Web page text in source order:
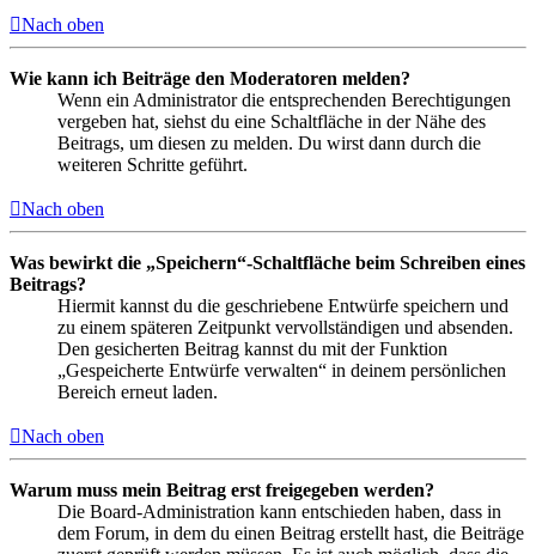
Nach oben
Wie kann ich Beiträge den Moderatoren melden?
Wenn ein Administrator die entsprechenden Berechtigungen
vergeben hat, siehst du eine Schaltfläche in der Nähe des
Beitrags, um diesen zu melden. Du wirst dann durch die
weiteren Schritte geführt.
Nach oben
Was bewirkt die „Speichern“-Schaltfläche beim Schreiben eines
Beitrags?
Hiermit kannst du die geschriebene Entwürfe speichern und
zu einem späteren Zeitpunkt vervollständigen und absenden.
Den gesicherten Beitrag kannst du mit der Funktion
„Gespeicherte Entwürfe verwalten“ in deinem persönlichen
Bereich erneut laden.
Nach oben
Warum muss mein Beitrag erst freigegeben werden?
Die Board-Administration kann entschieden haben, dass in
dem Forum, in dem du einen Beitrag erstellt hast, die Beiträge